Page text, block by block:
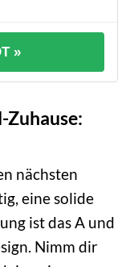
»
Zuhause:
nächsten
eine solide
ist das A und
Nimm dir